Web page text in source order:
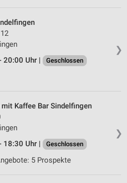
❯
20:00 Uhr |
Geschlossen
❯
Kaffee Bar Sindelfingen
18:30 Uhr |
Geschlossen
5 Prospekte